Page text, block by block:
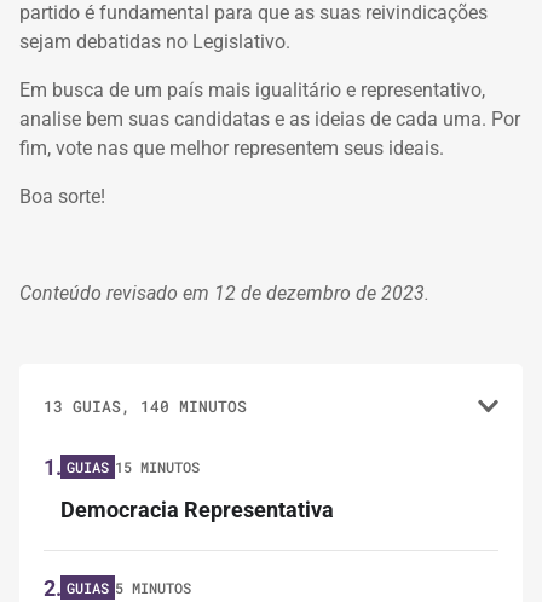
partido é fundamental para que as suas reivindicações
sejam debatidas no Legislativo.
Em busca de um país mais igualitário e representativo,
analise bem suas candidatas e as ideias de cada uma. Por
fim, vote nas que melhor representem seus ideais.
Boa sorte!
Conteúdo revisado em 12 de dezembro de 2023.
13 GUIAS, 140 MINUTOS
1. GUIAS 15 MINUTOS
Democracia Representativa
2. GUIAS 5 MINUTOS